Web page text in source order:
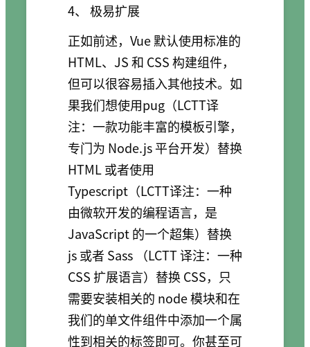
4、 极易扩展
正如前述，Vue 默认使用标准的
HTML、JS 和 CSS 构建组件，
但可以很容易插入其他技术。如
果我们想使用pug（LCTT译
注：一款功能丰富的模板引擎，
专门为 Node.js 平台开发）替换
HTML 或者使用
Typescript（LCTT译注：一种
由微软开发的编程语言，是
JavaScript 的一个超集）替换
js 或者 Sass （LCTT 译注：一种
CSS 扩展语言）替换 CSS，只
需要安装相关的 node 模块和在
我们的单文件组件中添加一个属
性到相关的标签即可。你甚至可